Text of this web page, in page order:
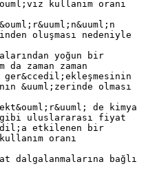
kullanım oranı
oluşması nedeniyle
yoğun bir
zaman zaman
ger&ccedil;ekleşmesinin
&uuml;zerinde olması
de kimya
gibi uluslararası fiyat
etkilenen bir
oranı
bağlı